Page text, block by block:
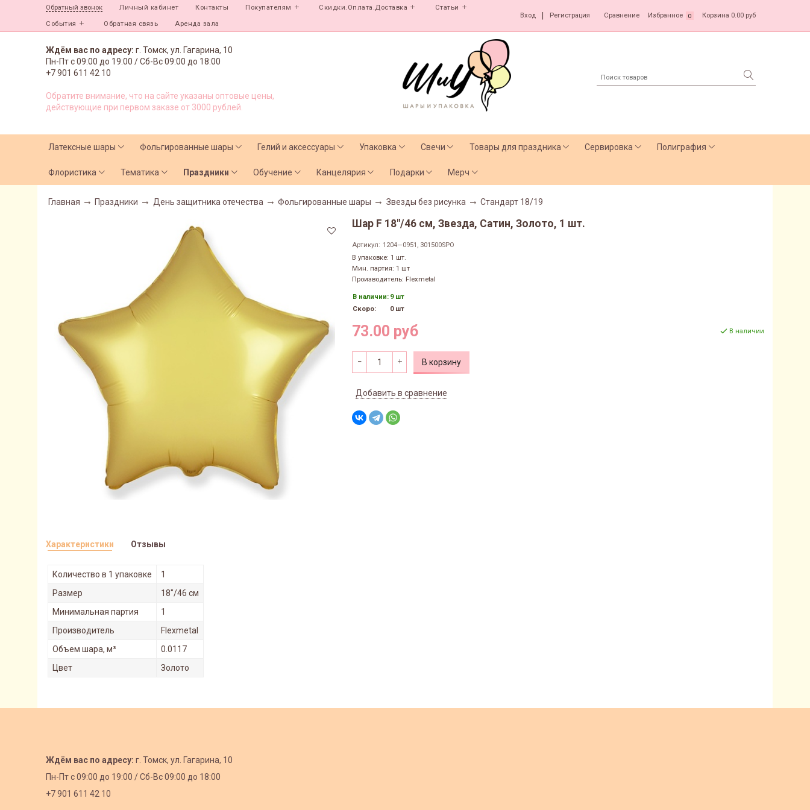
Обратный звонок Личный кабинет Контакты Покупателям Скидки.Оплата.Доставка Статьи
События Обратная связь Аренда зала
Вход Регистрация Сравнение Избранное 0 Корзина 0.00 руб
Ждём вас по адресу: г. Томск, ул. Гагарина, 10
Пн-Пт с09:00 до 19:00 /Сб-Вс 09:00 до 18:00
+7 901 611 42 10
Обратите внимание, что на сайте указаны оптовые цены,
действующие при первом заказе от 3000 рублей.
Латексные шары Фольгированные шары Гелий и аксессуары Упаковка Свечи Товары для праздника Сервировка Полиграфия
Флористика Тематика Праздники Обучение Канцелярия Подарки Мерч
Главная Праздники День защитника отечества Фольгированные шары Звезды без рисунка Стандарт 18/19
Шар F 18"/46 см, Звезда, Сатин, Золото, 1 шт.
Артикул: 1204—0951, 301500SPO
В упаковке: 1 шт.
Мин. партия: 1 шт
Производитель: Flexmetal
В наличии: 9 шт
Скоро:
0 шт
73.00 руб В наличии
В корзину
Добавить в сравнение
Характеристики
Количество в 1 упаковке
1
Размер
18"/46 см
Минимальная партия
1
Производитель
Flexmetal
Объем шара, м³
0.0117
Цвет
Золото
Отзывы
Ждём вас по адресу: г. Томск, ул. Гагарина, 10
Пн-Пт с09:00 до 19:00 /Сб-Вс 09:00 до 18:00
+7 901 611 42 10